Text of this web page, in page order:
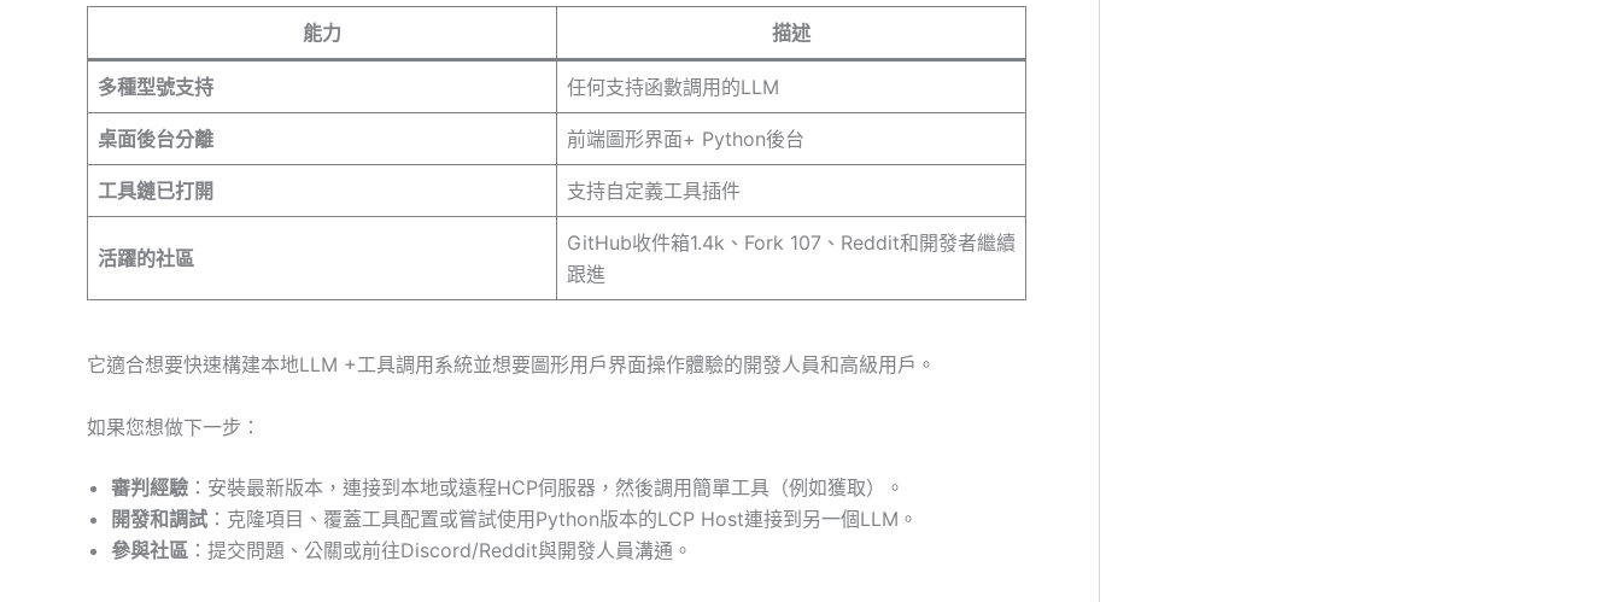
能力 描述
多種型號支持 任何支持函數調用的LLM
桌面後台分離 前端圖形界面+ Python後台
工具鏈已打開 支持自定義工具插件
活躍的社區
GitHub收件箱1.4k、Fork 107、Reddit和開發者繼續
跟進
它適合想要快速構建本地LLM +工具調用系統並想要圖形用戶界面操作體驗的開發人員和高級用戶。
如果您想做下一步：
審判經驗 ：安裝最新版本，連接到本地或遠程HCP伺服器，然後調用簡單工具（例如獲取）。
開發和調試 ：克隆項目、覆蓋工具配置或嘗試使用Python版本的LCP Host連接到另一個LLM。
參與社區 ：提交問題、公關或前往Discord/Reddit與開發人員溝通。